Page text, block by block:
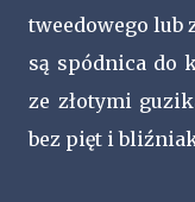
tweedowego lub
są spódnica do
ze złotymi
bez pięt i